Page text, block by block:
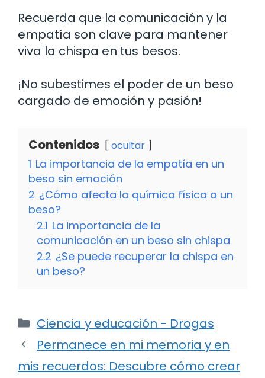
Recuerda que la comunicación y la
empatía son clave para mantener
viva la chispa en tus besos.
¡No subestimes el poder de un beso
cargado de emoción y pasión!
Contenidos ocultar
1 La importancia de la empatía en un
beso sin emoción
2 ¿Cómo afecta la química física a un
beso?
2.1 La importancia de la
comunicación en un beso sin chispa
2.2 ¿Se puede recuperar la chispa en
un beso?
Categorías
Ciencia y educación - Drogas
Permanece en mi memoria y en
mis recuerdos: Descubre cómo crear